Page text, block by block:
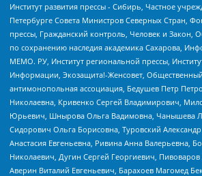
Институт развития прессы - Сибирь, Частное
Петербурге Совета Министров Северных Стран,
прессы, Гражданский контроль, Человек и Закон,
по сохранению наследия академика Сахарова,
МЕМО. РУ, Институт региональной прессы,
Информации, Экозащита!-Женсовет, Общественный
антимонопольная ассоциация, Бедушев Петр
Николаевна, Кривенко Сергей Владимирович,
Юрьевич, Шнырова Ольга Вадимовна, Чанышева
Сидорович Ольга Борисовна, Туровский
Анастасия Евгеньевна, Ривина Анна Валерьевна,
Николаевич, Дугин Сергей Георгиевич, Пивоваров
Аверин Виталий Евгеньевич, Барахоев Магомед